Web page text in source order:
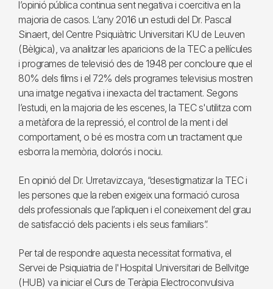
l’opinió pública continua sent negativa i coercitiva en la
majoria de casos. L’any 2016 un estudi del Dr. Pascal
Sinaert, del Centre Psiquiàtric Universitari KU de Leuven
(Bèlgica), va analitzar les aparicions de la TEC a pel·lícules
i programes de televisió des de 1948 per concloure que el
80% dels films i el 72% dels programes televisius mostren
una imatge negativa i inexacta del tractament. Segons
l’estudi, en la majoria de les escenes, la TEC s'utilitza com
a metàfora de la repressió, el control de la ment i del
comportament, o bé es mostra com un tractament que
esborra la memòria, dolorós i nociu.
En opinió del Dr. Urretavizcaya, “desestigmatizar la TEC i
les persones que la reben exigeix una formació curosa
dels professionals que l’apliquen i el coneixement del grau
de satisfacció dels pacients i els seus familiars”.
Per tal de respondre aquesta necessitat formativa, el
Servei de Psiquiatria de l'Hospital Universitari de Bellvitge
(HUB) va iniciar el Curs de Teràpia Electroconvulsiva